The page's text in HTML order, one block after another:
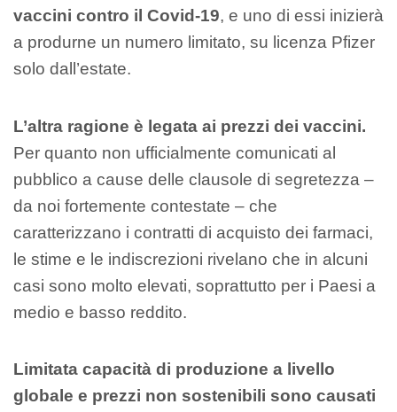
vaccini contro il Covid-19, e uno di essi inizierà
a produrne un numero limitato, su licenza Pfizer
solo dall’estate.
L’altra ragione è legata ai prezzi dei vaccini.
Per quanto non ufficialmente comunicati al
pubblico a cause delle clausole di segretezza –
da noi fortemente contestate – che
caratterizzano i contratti di acquisto dei farmaci,
le stime e le indiscrezioni rivelano che in alcuni
casi sono molto elevati, soprattutto per i Paesi a
medio e basso reddito.
Limitata capacità di produzione a livello
globale e prezzi non sostenibili sono causati